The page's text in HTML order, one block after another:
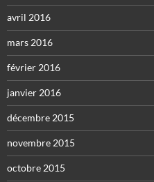
avril 2016
mars 2016
février 2016
janvier 2016
décembre 2015
novembre 2015
octobre 2015